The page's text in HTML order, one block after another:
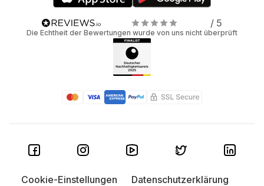
/ 5
Die Echtheit der Bewertungen wurde von uns nicht überprüft
Cookie-Einstellungen
Datenschutzerklärung